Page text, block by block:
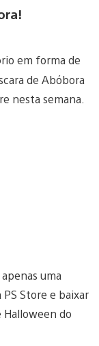
em forma de
de Abóbora
nesta semana.
uma
Store e baixar
Halloween do